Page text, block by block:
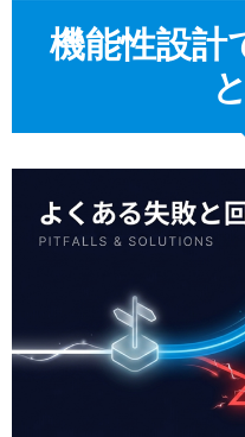
機能性設計